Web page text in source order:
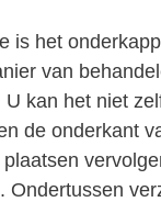
is het
van
kan het niet
de onderkant
Ondertussen